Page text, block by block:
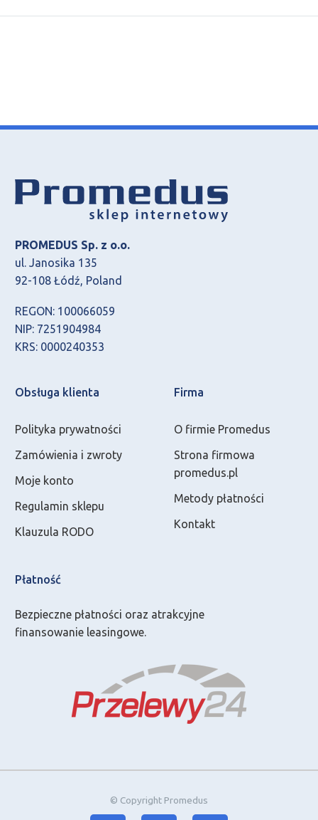
PROMEDUS Sp. z o.o.
ul. Janosika 135
92-108 Łódź, Poland
REGON: 100066059
NIP: 7251904984
KRS: 0000240353
Obsługa klienta
Polityka prywatności
Zamówienia i zwroty
Moje konto
Regulamin sklepu
Klauzula RODO
Firma
O firmie Promedus
Strona firmowa
promedus.pl
Metody płatności
Kontakt
Płatność
Bezpieczne płatności oraz atrakcyjne
finansowanie leasingowe.
© Copyright Promedus